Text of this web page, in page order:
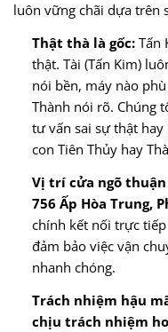
luôn vững chãi dựa trên
Thật thà là gốc:Tấn
thật. Tài (Tấn Kim)
nói bền, máy nào
Thành nói rõ. Chúng
tư vấn sai sự thật
con Tiên Thủy hay
Vị trí cửa ngõ
756 Ấp Hòa Trung,
chính kết nối trực tiếp
đảm bảo việc vận
nhanh chóng.
Trách nhiệm hậu
chịu trách nhiệm